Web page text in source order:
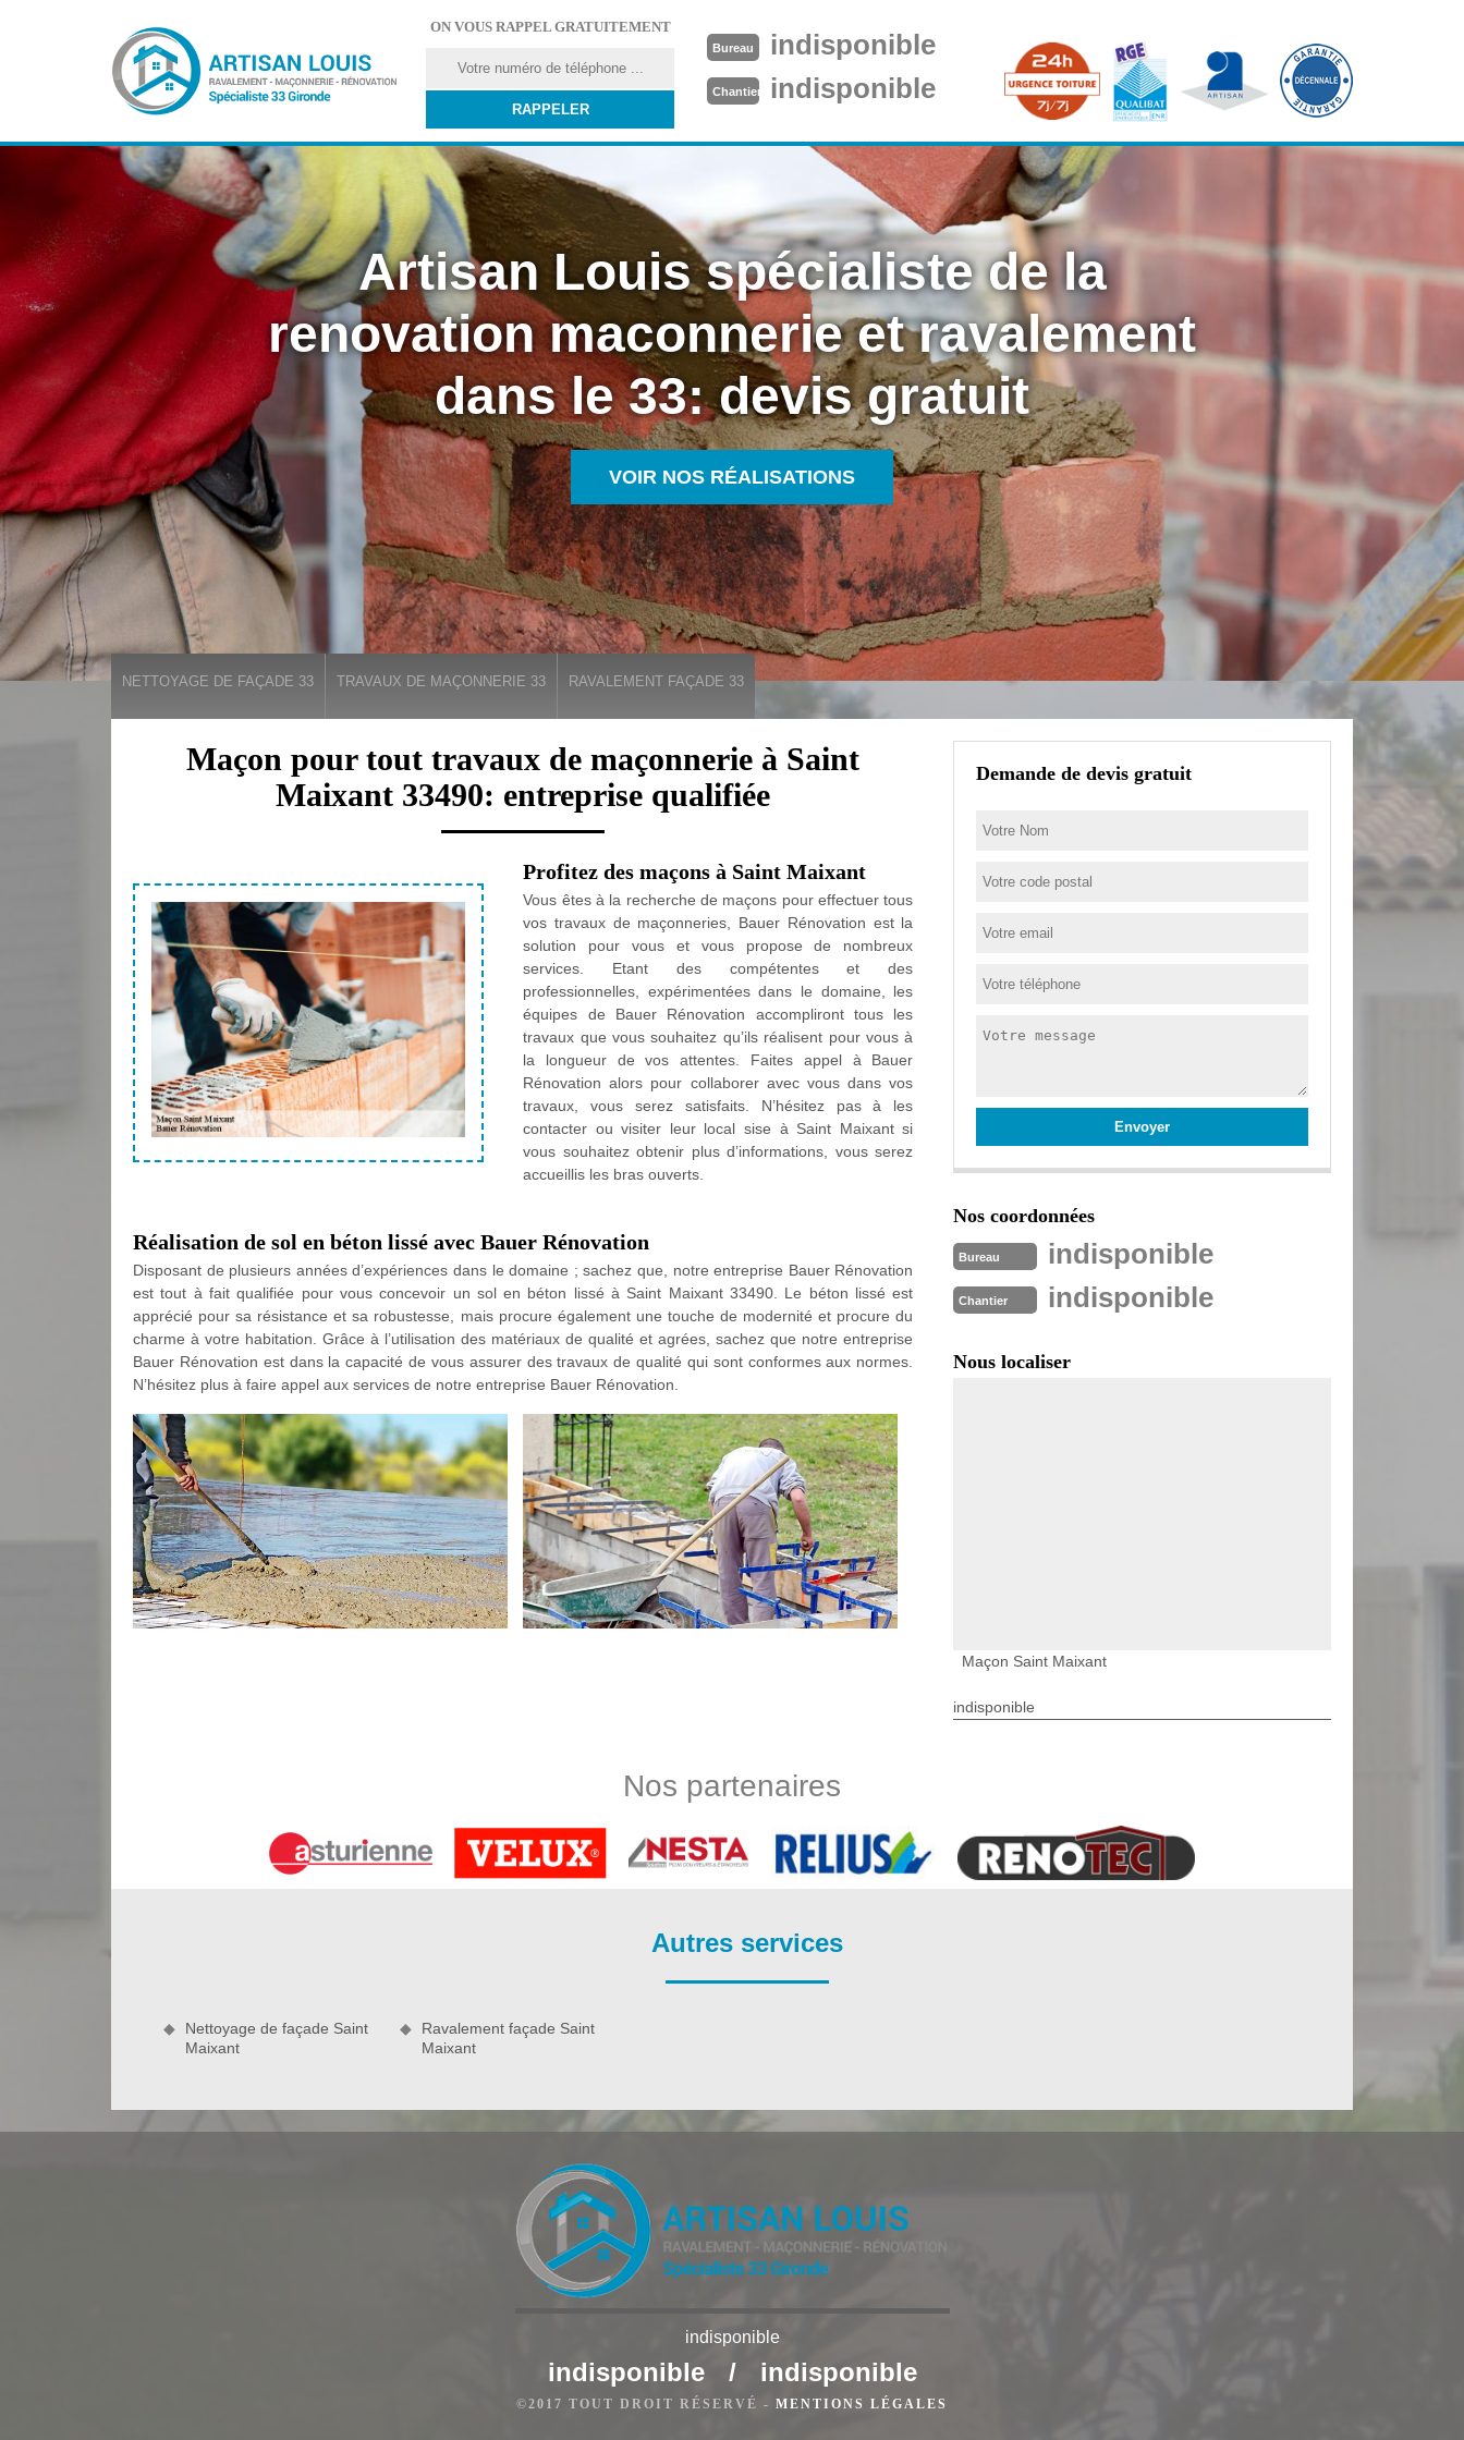
ON VOUS RAPPEL GRATUITEMENT
Bureau indisponible
Chantier indisponible
Artisan Louis spécialiste de la
renovation maconnerie et ravalement
dans le 33: devis gratuit
VOIR NOS RÉALISATIONS
NETTOYAGE DE FAÇADE 33 TRAVAUX DE MAÇONNERIE 33 RAVALEMENT FAÇADE 33
Maçon pour tout travaux de maçonnerie à Saint
Maixant 33490: entreprise qualifiée
Profitez des maçons à Saint Maixant
Vous êtes à la recherche de maçons pour effectuer tous
vos travaux de maçonneries, Bauer Rénovation est la
solution pour vous et vous propose de nombreux
services. Etant des compétentes et des
professionnelles, expérimentées dans le domaine, les
équipes de Bauer Rénovation accompliront tous les
travaux que vous souhaitez qu’ils réalisent pour vous à
la longueur de vos attentes. Faites appel à Bauer
Rénovation alors pour collaborer avec vous dans vos
travaux, vous serez satisfaits. N’hésitez pas à les
contacter ou visiter leur local sise à Saint Maixant si
vous souhaitez obtenir plus d’informations, vous serez
accueillis les bras ouverts.
Réalisation de sol en béton lissé avec Bauer Rénovation
Disposant de plusieurs années d’expériences dans le domaine ; sachez que, notre entreprise Bauer Rénovation
est tout à fait qualifiée pour vous concevoir un sol en béton lissé à Saint Maixant 33490. Le béton lissé est
apprécié pour sa résistance et sa robustesse, mais procure également une touche de modernité et procure du
charme à votre habitation. Grâce à l’utilisation des matériaux de qualité et agrées, sachez que notre entreprise
Bauer Rénovation est dans la capacité de vous assurer des travaux de qualité qui sont conformes aux normes.
N’hésitez plus à faire appel aux services de notre entreprise Bauer Rénovation.
Bauer Rénovation pour s’occuper de la rénovation, la construction ou l’entretien de vos travaux de maçonnerie
pouvez solliciter les services de Bauer Rénovation, pour un agrandissement, un rehaussement, une conception
de nouvelle pièce, etc. Nous saurons vous réaliser des travaux fiables et de qualité. Ainsi, n’hésitez plus à faire
appel à notre entreprise Bauer Rénovation.
Pour mettre une touche de modernité à votre extérieur à Saint Maixant 33490, optez pour une terrasse en béton
béton désactivé. De ce fait, n’hésitez pas à faire appel à Bauer Rénovation ; si vous envisagez de faire construire
Bauer Rénovation pour construire votre cloison
Demande de devis gratuit
Nos coordonnées
Bureau indisponible
Chantier indisponible
Nous localiser
Maçon Saint Maixant
indisponible
Nos partenaires
Autres services
Nettoyage de façade Saint
Maixant
Ravalement façade Saint
Maixant
indisponible
indisponible / indisponible
©2017 TOUT DROIT RÉSERVÉ - MENTIONS LÉGALES